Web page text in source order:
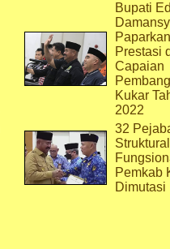
Bupati
Paparkan
Prestasi
Capaian
Kukar
2022
32
Pemkab
Dimutasi